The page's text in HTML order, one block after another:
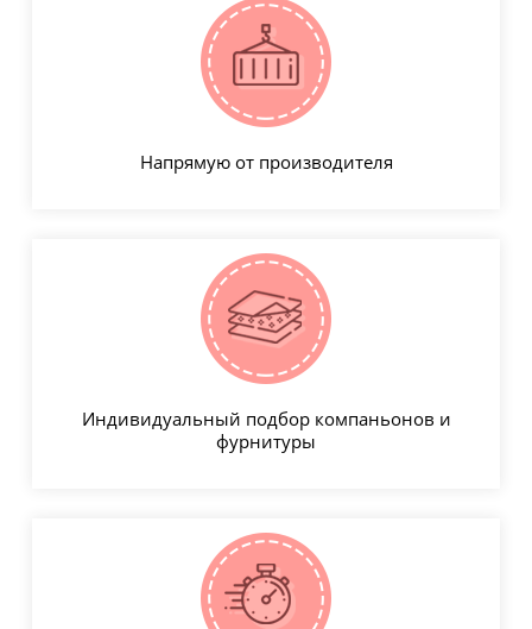
Напрямую от производителя
Индивидуальный подбор компаньонов и
фурнитуры